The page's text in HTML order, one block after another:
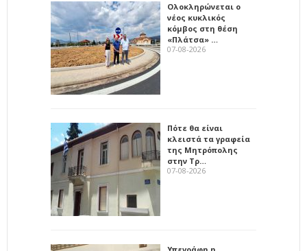
Ολοκληρώνεται ο
νέος κυκλικός
κόμβος στη θέση
«Πλάτσα» …
07-08-2026
Πότε θα είναι
κλειστά τα γραφεία
της Μητρόπολης
στην Τρ…
07-08-2026